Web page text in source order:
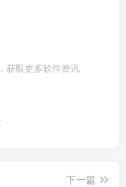
获取更多软件资讯
下一篇